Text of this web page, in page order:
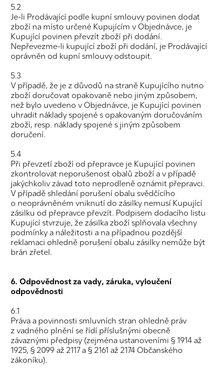
5.2
Je-li Prodávající podle kupní smlouvy povinen dodat
zboží na místo určené Kupujícím v Objednávce, je
Kupující povinen převzít zboží při dodání.
Nepřevezme-li kupující zboží při dodání, je Prodávající
oprávněn od kupní smlouvy odstoupit.
5.3
V případě, že je z důvodů na straně Kupujícího nutno
zboží doručovat opakovaně nebo jiným způsobem,
než bylo uvedeno v Objednávce, je Kupující povinen
uhradit náklady spojené s opakovaným doručováním
zboží, resp. náklady spojené s jiným způsobem
doručení.
5.4
Při převzetí zboží od přepravce je Kupující povinen
zkontrolovat neporušenost obalů zboží a v případě
jakýchkoliv závad toto neprodleně oznámit přepravci.
V případě shledání porušení obalu svědčícího
o neoprávněném vniknutí do zásilky nemusí Kupující
zásilku od přepravce převzít. Podpisem dodacího listu
Kupující stvrzuje, že zásilka zboží splňovala všechny
podmínky a náležitosti a na případnou pozdější
reklamaci ohledně porušení obalu zásilky nemůže být
brán zřetel.
6. Odpovědnost za vady, záruka, vyloučení
odpovědnosti
6.1
Práva a povinnosti smluvních stran ohledně práv
z vadného plnění se řídí příslušnými obecně
závaznými předpisy (zejména ustanoveními § 1914 až
1925, § 2099 až 2117 a § 2161 až 2174 Občanského
zákoníku).